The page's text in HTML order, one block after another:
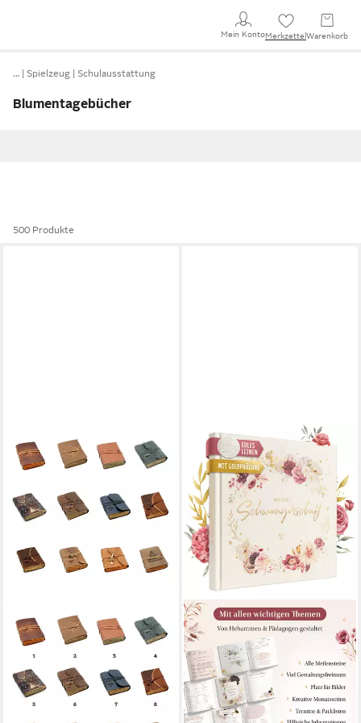
Mein KontoMerkzettel Warenkorb
… Spielzeug Schulausstattung
Blumentagebücher
500 Produkte